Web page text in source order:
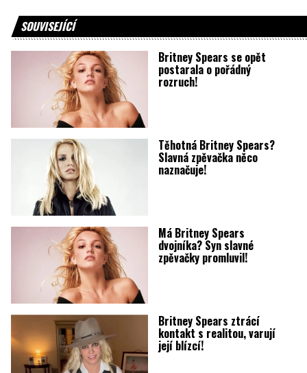
SOUVISEJÍCÍ
Britney Spears se opět
postarala o pořádný
rozruch!
Těhotná Britney Spears?
Slavná zpěvačka něco
naznačuje!
Má Britney Spears
dvojníka? Syn slavné
zpěvačky promluvil!
Britney Spears ztrácí
kontakt s realitou, varují
její blízcí!